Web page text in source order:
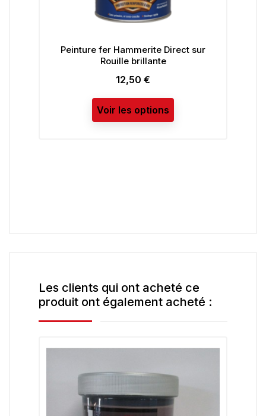
Peinture fer Hammerite Direct sur
Rouille brillante
Voir les options
Les clients qui ont acheté ce
produit ont également acheté :